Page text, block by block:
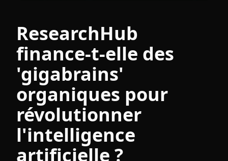
ResearchHub
finance-t-elle des
'gigabrains'
organiques pour
révolutionner
l'intelligence
artificielle ?